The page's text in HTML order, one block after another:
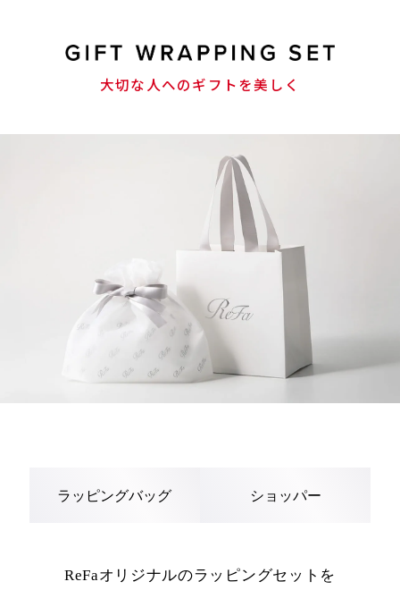
大切な人へのギフトを美しく
ラッピングバッグ ショッパー
ReFaオリジナルのラッピングセットを